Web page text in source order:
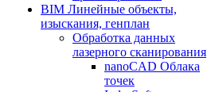
BIM Линейные объекты,
изыскания, генплан
Обработка данных
лазерного сканирования
nanoCAD Облака
точек